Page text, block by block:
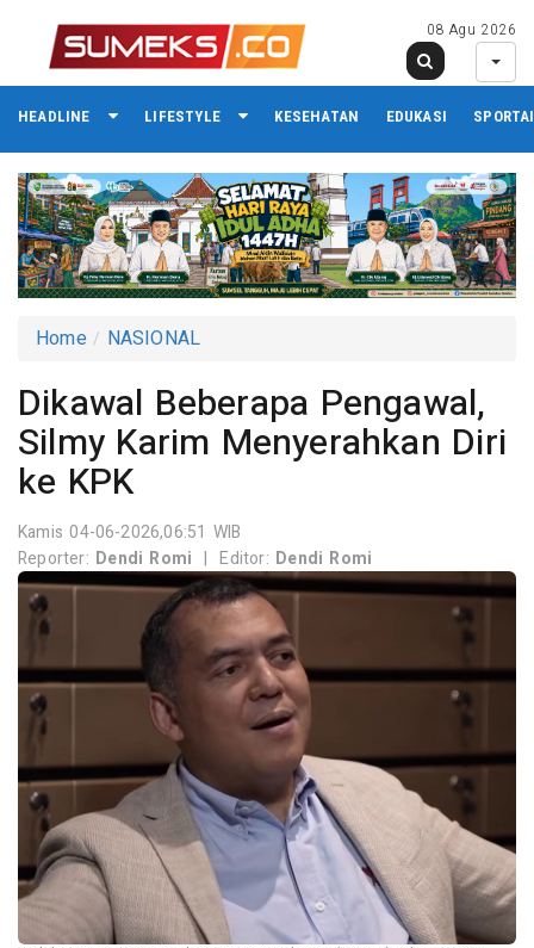
08 Agu 2026
HEADLINE LIFESTYLE KESEHATAN EDUKASI
Home NASIONAL
Dikawal Beberapa Pengawal,
Silmy Karim Menyerahkan Diri
ke KPK
Kamis 04-06-2026,06:51 WIB
Reporter: Dendi Romi | Editor: Dendi Romi